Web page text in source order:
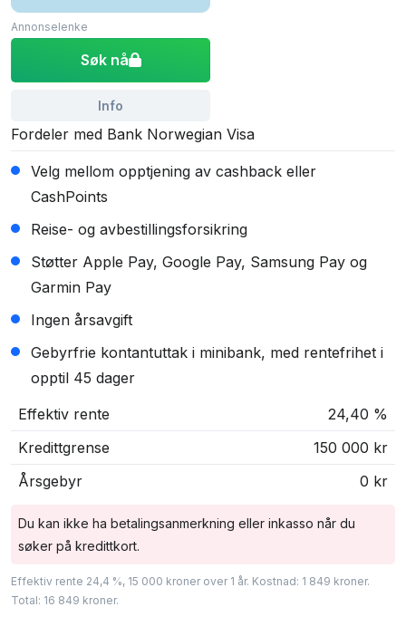
Annonselenke
Søk nå
Info
Fordeler med Bank Norwegian Visa
Velg mellom opptjening av cashback eller
CashPoints
Reise- og avbestillingsforsikring
Støtter Apple Pay, Google Pay, Samsung Pay og
Garmin Pay
Ingen årsavgift
Gebyrfrie kontantuttak i minibank, med rentefrihet i
opptil 45 dager
Effektiv rente
24,40 %
Kredittgrense
150 000 kr
Årsgebyr
0 kr
Du kan ikke ha betalingsanmerkning eller inkasso når du
søker på kredittkort.
Effektiv rente 24,4 %, 15 000 kroner over 1 år. Kostnad: 1 849 kroner.
Total: 16 849 kroner.